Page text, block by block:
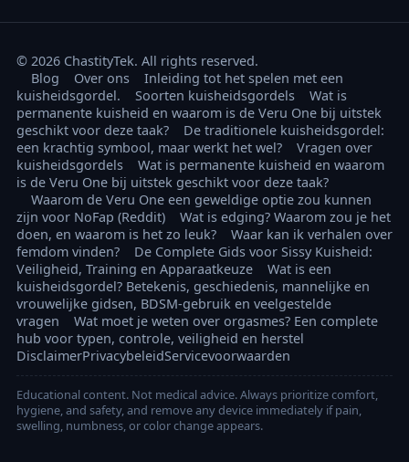
© 2026 ChastityTek. All rights reserved.
Blog
Over ons
Inleiding tot het spelen met een
kuisheidsgordel.
Soorten kuisheidsgordels
Wat is
permanente kuisheid en waarom is de Veru One bij uitstek
geschikt voor deze taak?
De traditionele kuisheidsgordel:
een krachtig symbool, maar werkt het wel?
Vragen over
kuisheidsgordels
Wat is permanente kuisheid en waarom
is de Veru One bij uitstek geschikt voor deze taak?
Waarom de Veru One een geweldige optie zou kunnen
zijn voor NoFap (Reddit)
Wat is edging? Waarom zou je het
doen, en waarom is het zo leuk?
Waar kan ik verhalen over
femdom vinden?
De Complete Gids voor Sissy Kuisheid:
Veiligheid, Training en Apparaatkeuze
Wat is een
kuisheidsgordel? Betekenis, geschiedenis, mannelijke en
vrouwelijke gidsen, BDSM-gebruik en veelgestelde
vragen
Wat moet je weten over orgasmes? Een complete
hub voor typen, controle, veiligheid en herstel
DisclaimerPrivacybeleidServicevoorwaarden
Educational content. Not medical advice. Always prioritize comfort,
hygiene, and safety, and remove any device immediately if pain,
swelling, numbness, or color change appears.